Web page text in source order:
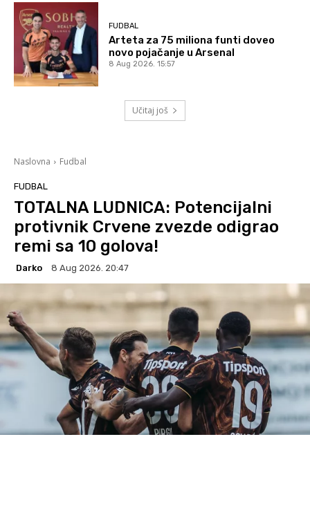
FUDBAL
Arteta za 75 miliona funti doveo
novo pojačanje u Arsenal
8 Aug 2026. 15:57
Učitaj još